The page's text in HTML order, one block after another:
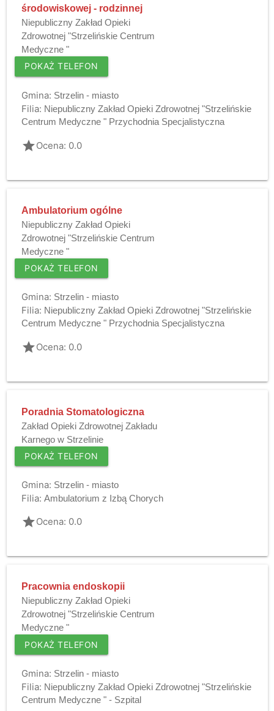
środowiskowej - rodzinnej
Niepubliczny Zakład Opieki
Zdrowotnej "Strzelińskie Centrum
Medyczne "
POKAŻ TELEFON
Gmina: Strzelin - miasto
Filia: Niepubliczny Zakład Opieki Zdrowotnej "Strzelińskie
Centrum Medyczne " Przychodnia Specjalistyczna
gradeOcena: 0.0
Ambulatorium ogólne
Niepubliczny Zakład Opieki
Zdrowotnej "Strzelińskie Centrum
Medyczne "
POKAŻ TELEFON
Gmina: Strzelin - miasto
Filia: Niepubliczny Zakład Opieki Zdrowotnej "Strzelińskie
Centrum Medyczne " Przychodnia Specjalistyczna
gradeOcena: 0.0
Poradnia Stomatologiczna
Zakład Opieki Zdrowotnej Zakładu
Karnego w Strzelinie
POKAŻ TELEFON
Gmina: Strzelin - miasto
Filia: Ambulatorium z Izbą Chorych
gradeOcena: 0.0
Pracownia endoskopii
Niepubliczny Zakład Opieki
Zdrowotnej "Strzelińskie Centrum
Medyczne "
POKAŻ TELEFON
Gmina: Strzelin - miasto
Filia: Niepubliczny Zakład Opieki Zdrowotnej "Strzelińskie
Centrum Medyczne " - Szpital